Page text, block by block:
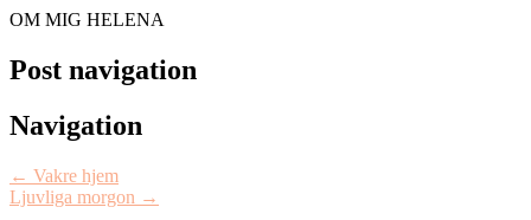
OM MIG HELENA
Post navigation
Navigation
← Vakre hjem
Ljuvliga morgon →